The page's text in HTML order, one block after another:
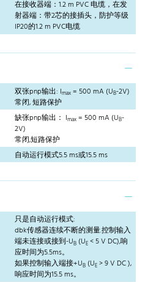
在接收器端：1.2 m PVC 电缆，在发
射器端：带2芯的接插头，防护等级
IP20的1.2 m PVC电缆
双张pnp输出: Imax = 500 mA (UB-2V)
常闭, 短路保护
缺张pnp输出： Imax = 500 mA (UB-
2V)
常闭,短路保护
自动运行模式5.5 ms或15.5 ms
只是自动运行模式:
dbk传感器连续不断的测量.控制输入
端未连接或接到-UB (UE < 5 V DC),响
应时间为5.5ms。
如果控制输入端接+UB (UE > 9 V DC ),
响应时间为15.5 ms。